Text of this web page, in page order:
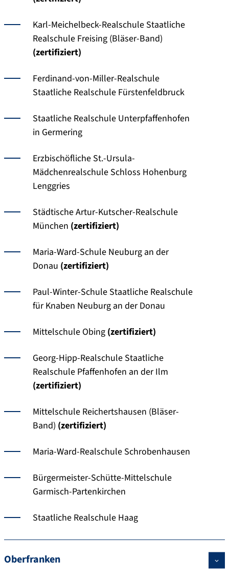
Karl-Meichelbeck-Realschule Staatliche
Realschule Freising (Bläser-Band)
(zertifiziert)
Ferdinand-von-Miller-Realschule
Staatliche Realschule Fürstenfeldbruck
Staatliche Realschule Unterpfaffenhofen
in Germering
Erzbischöfliche St.-Ursula-
Mädchenrealschule Schloss Hohenburg
Lenggries
Städtische Artur-Kutscher-Realschule
München (zertifiziert)
Maria-Ward-Schule Neuburg an der
Donau (zertifiziert)
Paul-Winter-Schule Staatliche Realschule
für Knaben Neuburg an der Donau
Mittelschule Obing (zertifiziert)
Georg-Hipp-Realschule Staatliche
Realschule Pfaffenhofen an der Ilm
(zertifiziert)
Mittelschule Reichertshausen (Bläser-
Band) (zertifiziert)
Maria-Ward-Realschule Schrobenhausen
Bürgermeister-Schütte-Mittelschule
Garmisch-Partenkirchen
Staatliche Realschule Haag
Oberfranken